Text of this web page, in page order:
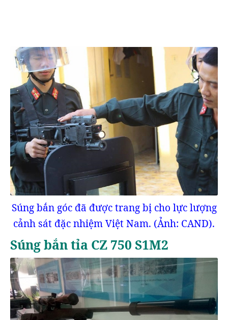
Súng bắn góc đã được trang bị cho lực lượng
cảnh sát đặc nhiệm Việt Nam. (Ảnh: CAND).
Súng bắn tỉa CZ 750 S1M2